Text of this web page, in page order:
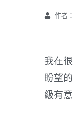
作者
我在
盼望
級有